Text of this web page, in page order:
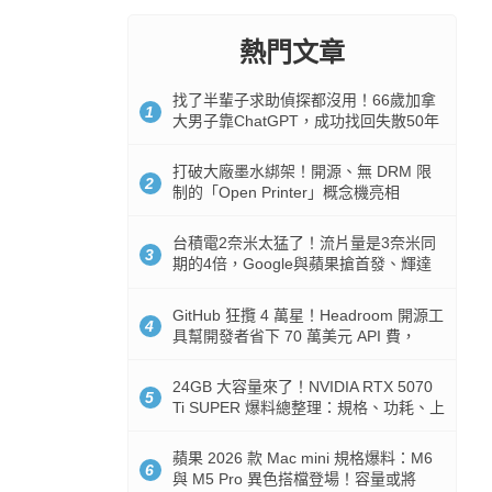
熱門文章
1
找了半輩子求助偵探都沒用！66歲加拿
大男子靠ChatGPT，成功找回失散50年
2
打破大廠墨水綁架！開源、無 DRM 限
制的「Open Printer」概念機亮相
3
台積電2奈米太猛了！流片量是3奈米同
期的4倍，Google與蘋果搶首發、輝達
4
GitHub 狂攬 4 萬星！Headroom 開源工
具幫開發者省下 70 萬美元 API 費，
5
24GB 大容量來了！NVIDIA RTX 5070
Ti SUPER 爆料總整理：規格、功耗、上
6
蘋果 2026 款 Mac mini 規格爆料：M6
與 M5 Pro 異色搭檔登場！容量或將